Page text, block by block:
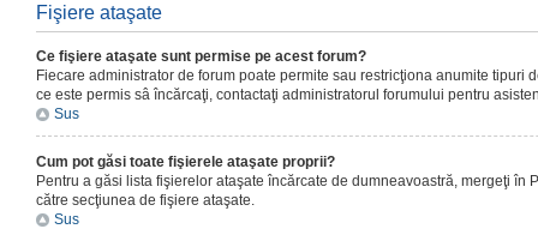
Fişiere ataşate
Ce fişiere ataşate sunt permise pe acest forum?
Fiecare administrator de forum poate permite sau restricţiona anumite tipuri
ce este permis sâ încărcaţi, contactaţi administratorul forumului pentru
Sus
Cum pot găsi toate fişierele ataşate proprii?
Pentru a găsi lista fişierelor ataşate încărcate de dumneavoastră, mergeţi în
către secţiunea de fişiere ataşate.
Sus